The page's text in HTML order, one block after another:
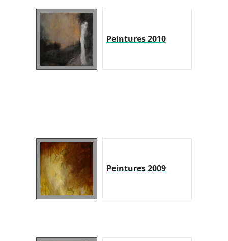
Peintures 2010
Peintures 2009